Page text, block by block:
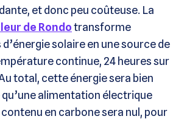
et donc peu coûteuse. La
de Rondotransforme
solaire en une source de
continue, 24 heures sur
total, cette énergie sera bien
alimentation électrique
en carbone sera nul, pour